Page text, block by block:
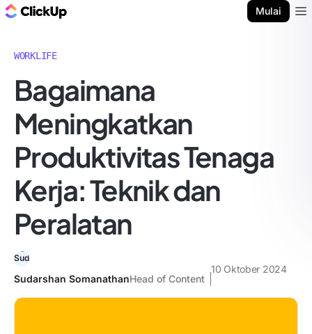
Mulai
WORKLIFE
Bagaimana
Meningkatkan
Produktivitas Tenaga
Kerja: Teknik dan
Peralatan
Sudarshan SomanathanHead of Content
10 Oktober 2024